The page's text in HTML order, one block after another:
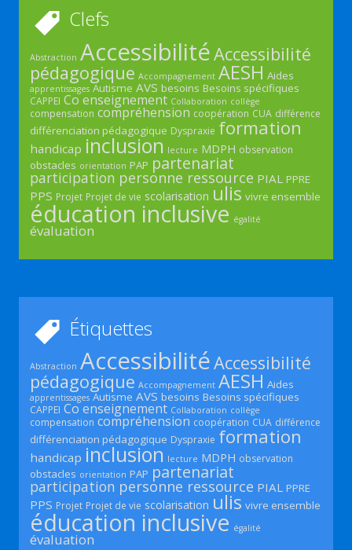
Clefs
Abstraction AccessibilitéAccessibilité
pédagogique Accompagnement AESH Aides
apprentissages Autisme AVS besoins Besoins spécifiques
CAPPEI Co enseignement Collaboration collège
compensation compréhension coopération CUA différence
différenciation pédagogique Dyspraxie formation
handicap inclusion lecture MDPH observation
obstacles orientation PAP partenariat
participation personne ressource PIAL PPRE
PPS Projet Projet de vie scolarisation ulis vivre ensemble
éducation inclusive égalité
évaluation
Étiquettes
Abstraction AccessibilitéAccessibilité
pédagogique Accompagnement AESH Aides
apprentissages Autisme AVS besoins Besoins spécifiques
CAPPEI Co enseignement Collaboration collège
compensation compréhension coopération CUA différence
différenciation pédagogique Dyspraxie formation
handicap inclusion lecture MDPH observation
obstacles orientation PAP partenariat
participation personne ressource PIAL PPRE
PPS Projet Projet de vie scolarisation ulis vivre ensemble
éducation inclusive égalité
évaluation